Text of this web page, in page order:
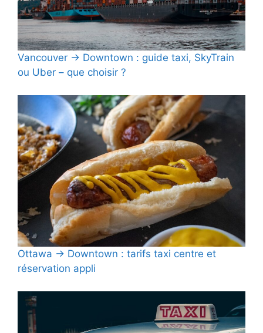
Vancouver → Downtown : guide taxi, SkyTrain
ou Uber – que choisir ?
Ottawa → Downtown : tarifs taxi centre et
réservation appli